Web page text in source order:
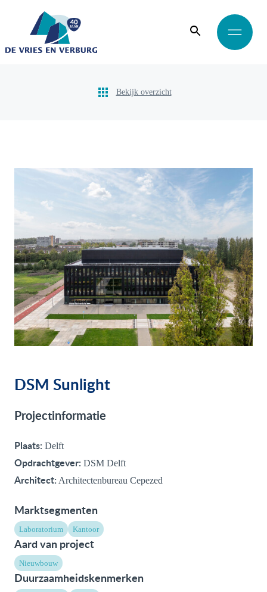
Bekijk overzicht
DSM Sunlight
Projectinformatie
Plaats: Delft
Opdrachtgever: DSM Delft
Architect: Architectenbureau Cepezed
Marktsegmenten
Laboratorium Kantoor
Aard van project
Nieuwbouw
Duurzaamheidskenmerken